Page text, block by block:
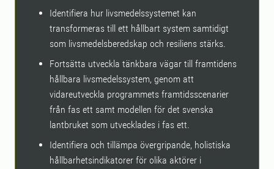
Identifiera hur livsmedelssystemet kan
transformeras till ett hållbart system samtidigt
som livsmedelsberedskap och resiliens stärks.
Fortsätta utveckla tänkbara vägar till framtidens
hållbara livsmedelssystem, genom att
vidareutveckla programmets framtidsscenarier
från fas ett samt modellen för det svenska
lantbruket som utvecklades i fas ett.
Identifiera och tillämpa övergripande, holistiska
hållbarhetsindikatorer för olika aktörer i